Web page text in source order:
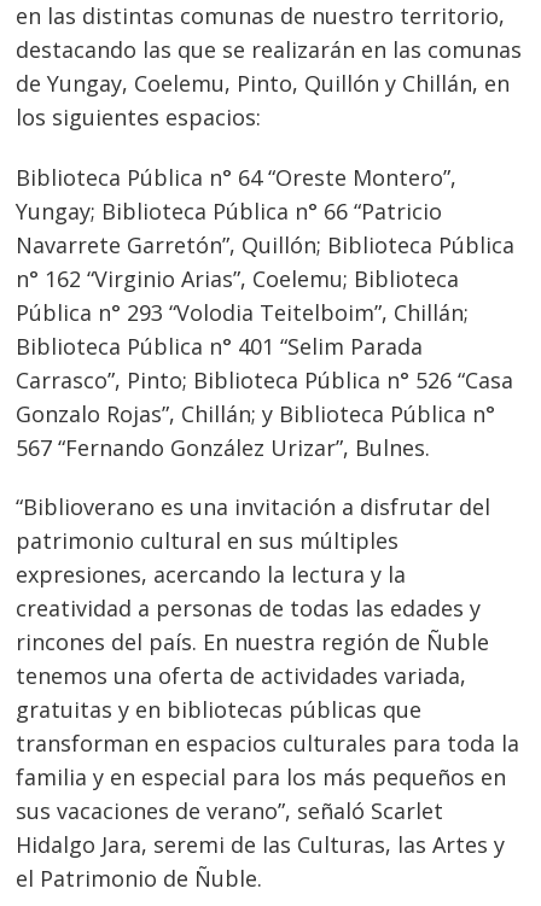
en las distintas comunas de nuestro territorio,
destacando las que se realizarán en las comunas
de Yungay, Coelemu, Pinto, Quillón y Chillán, en
los siguientes espacios:
Biblioteca Pública n° 64 “Oreste Montero”,
Yungay; Biblioteca Pública n° 66 “Patricio
Navarrete Garretón”, Quillón; Biblioteca Pública
n° 162 “Virginio Arias”, Coelemu; Biblioteca
Pública n° 293 “Volodia Teitelboim”, Chillán;
Biblioteca Pública n° 401 “Selim Parada
Carrasco”, Pinto; Biblioteca Pública n° 526 “Casa
Gonzalo Rojas”, Chillán; y Biblioteca Pública n°
567 “Fernando González Urizar”, Bulnes.
“Biblioverano es una invitación a disfrutar del
patrimonio cultural en sus múltiples
expresiones, acercando la lectura y la
creatividad a personas de todas las edades y
rincones del país. En nuestra región de Ñuble
tenemos una oferta de actividades variada,
gratuitas y en bibliotecas públicas que
transforman en espacios culturales para toda la
familia y en especial para los más pequeños en
sus vacaciones de verano”, señaló Scarlet
Hidalgo Jara, seremi de las Culturas, las Artes y
el Patrimonio de Ñuble.
Navegación
de
entradas